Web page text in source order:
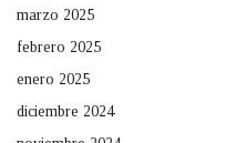
marzo 2025
febrero 2025
enero 2025
diciembre 2024